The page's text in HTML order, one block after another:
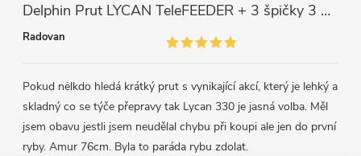
Delphin Prut LYCAN TeleFEEDER + 3 špičky 3 m, 80 g
Radovan
Pokud nėlkdo hledá krátký prut s vynikající akcí, který je lehký a
skladný co se týče přepravy tak Lycan 330 je jasná volba. Měl
jsem obavu jestli jsem neudělal chybu při koupi ale jen do první
ryby. Amur 76cm. Byla to paráda rybu zdolat.